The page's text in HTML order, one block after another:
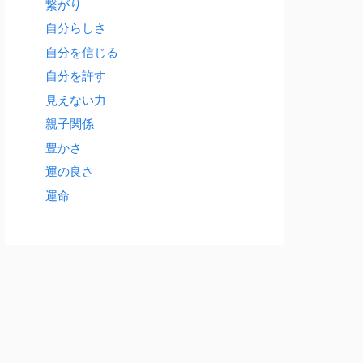
繋がり
自分らしさ
自分を信じる
自分を許す
見えない力
親子関係
豊かさ
運の良さ
運命